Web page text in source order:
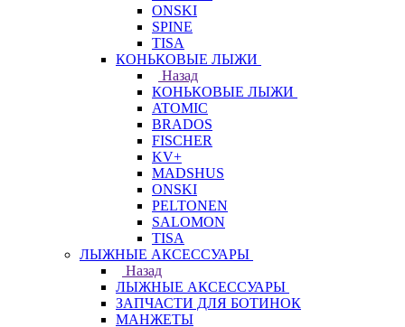
ONSKI
SPINE
TISA
КОНЬКОВЫЕ ЛЫЖИ
Назад
КОНЬКОВЫЕ ЛЫЖИ
ATOMIC
BRADOS
FISCHER
KV+
MADSHUS
ONSKI
PELTONEN
SALOMON
TISA
ЛЫЖНЫЕ АКСЕССУАРЫ
Назад
ЛЫЖНЫЕ АКСЕССУАРЫ
ЗАПЧАСТИ ДЛЯ БОТИНОК
МАНЖЕТЫ